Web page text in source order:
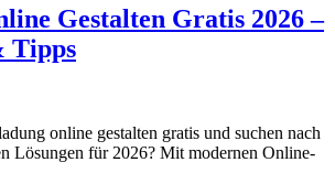
Gestalten Gratis 2026 –
Tipps
online gestalten gratis und suchen nach
Lösungen für 2026? Mit modernen Online-